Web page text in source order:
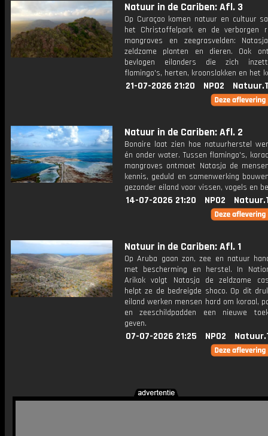
Natuur in de Cariben: Afl. 3
Op Curaçao komen natuur en cultuur
het Christoffelpark en de verborgen
mangroves en zeegrasvelden:
zeldzame planten en dieren. Ook
bevlogen eilanders die zich
flamingo's, herten, kroonslakken en het
21-07-2026 21:20 NPO2
Natuur in de Cariben: Afl. 2
Bonaire laat zien hoe natuurherstel
én onder water. Tussen flamingo's,
mangroves ontmoet Natasja de
kennis, geduld en samenwerking
gezonder eiland voor vissen, vogels en
14-07-2026 21:20 NPO2
Natuur in de Cariben: Afl. 1
Op Aruba gaan zon, zee en natuur
met bescherming en herstel. In
Arikok volgt Natasja de zeldzame
helpt ze de bedreigde shoco. Op dit
eiland werken mensen hard om koraal,
en zeeschildpadden een nieuwe
geven.
07-07-2026 21:25 NPO2